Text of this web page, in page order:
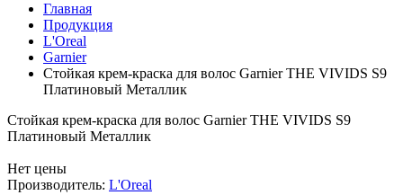
Главная
Продукция
L'Oreal
Garnier
Стойкая крем-краска для волос Garnier THE VIVIDS S9
Платиновый Металлик
Стойкая крем-краска для волос Garnier THE VIVIDS S9
Платиновый Металлик
Нет цены
Производитель: L'Oreal